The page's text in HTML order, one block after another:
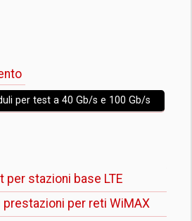
per test a 40 Gb/s e 100 Gb/s
per stazioni base LTE
per reti WiMAX